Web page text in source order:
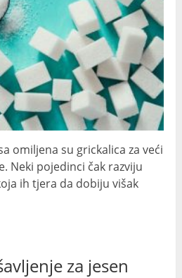
omiljena su grickalica za veći
Neki pojedinci čak razviju
ih tjera da dobiju višak
za jesen